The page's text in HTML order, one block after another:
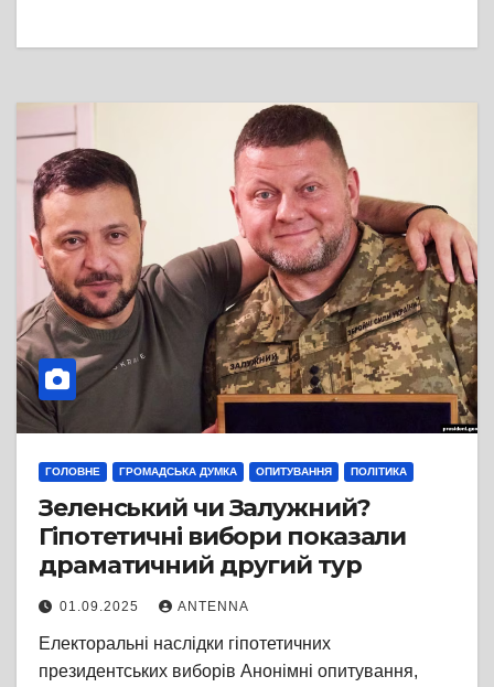
ГОЛОВНЕ ГРОМАДСЬКА ДУМКА ОПИТУВАННЯ ПОЛІТИКА
Зеленський чи Залужний?
Гіпотетичні вибори показали
драматичний другий тур
01.09.2025 ANTENNA
Електоральні наслідки гіпотетичних
президентських виборів Анонімні опитування,